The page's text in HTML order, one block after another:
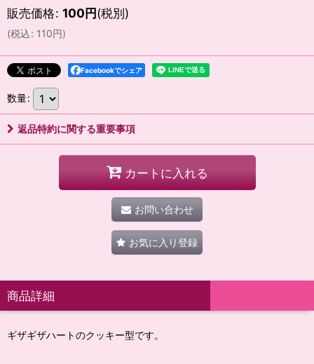
販売価格: 100円(税別)
(税込: 110円)
Facebookでシェア
数量:
返品特約に関する重要事項
カートに入れる
お問い合わせ
お気に入り登録
商品詳細
ギザギザハートのクッキー型です。